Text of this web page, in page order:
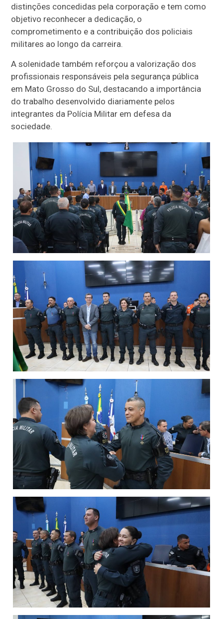
distinções concedidas pela corporação e tem como
objetivo reconhecer a dedicação, o
comprometimento e a contribuição dos policiais
militares ao longo da carreira.
A solenidade também reforçou a valorização dos
profissionais responsáveis pela segurança pública
em Mato Grosso do Sul, destacando a importância
do trabalho desenvolvido diariamente pelos
integrantes da Polícia Militar em defesa da
sociedade.